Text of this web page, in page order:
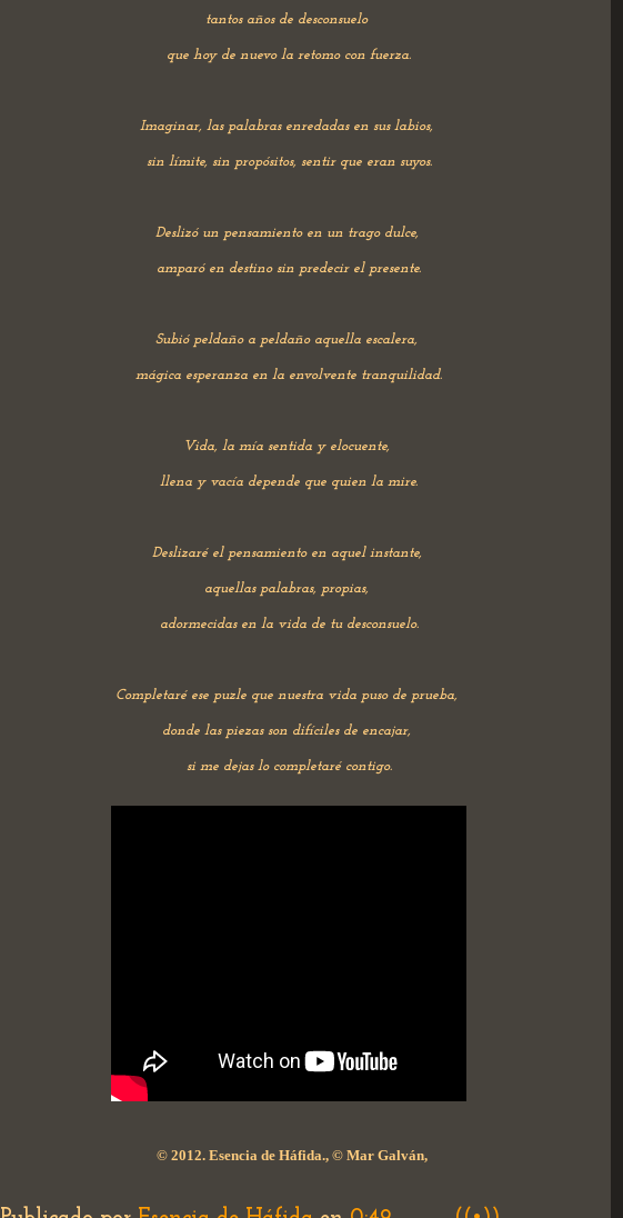
tantos años de desconsuelo
que hoy de nuevo la retomo con fuerza.
Imaginar, las palabras enredadas en sus labios,
sin límite, sin propósitos, sentir que eran suyos.
Deslizó un pensamiento en un trago dulce,
amparó en destino sin predecir el presente.
Subió peldaño a peldaño aquella escalera,
mágica esperanza en la envolvente tranquilidad.
Vida, la mía sentida y elocuente,
llena y vacía depende que quien la mire.
Deslizaré el pensamiento en aquel instante,
aquellas palabras, propias,
adormecidas en la vida de tu desconsuelo.
Completaré ese puzle que nuestra vida puso de prueba,
donde las piezas son difíciles de encajar,
si me dejas lo completaré contigo.
© 2012. Esencia de Háfida., © Mar Galván,